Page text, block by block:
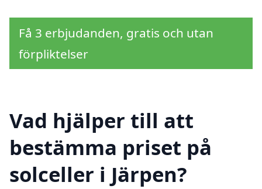
Få 3 erbjudanden, gratis och utan
förpliktelser
Vad hjälper till att
bestämma priset på
solceller i Järpen?